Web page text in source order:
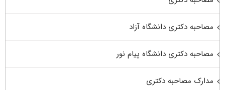
مصاحبه دکتری دانشگاه آزاد
مصاحبه دکتری دانشگاه پیام نور
مدارک مصاحبه دکتری